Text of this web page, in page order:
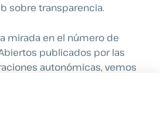
sobre transparencia.
mirada en el número de
publicados por las
autonómicas, vemos
la cabeza.